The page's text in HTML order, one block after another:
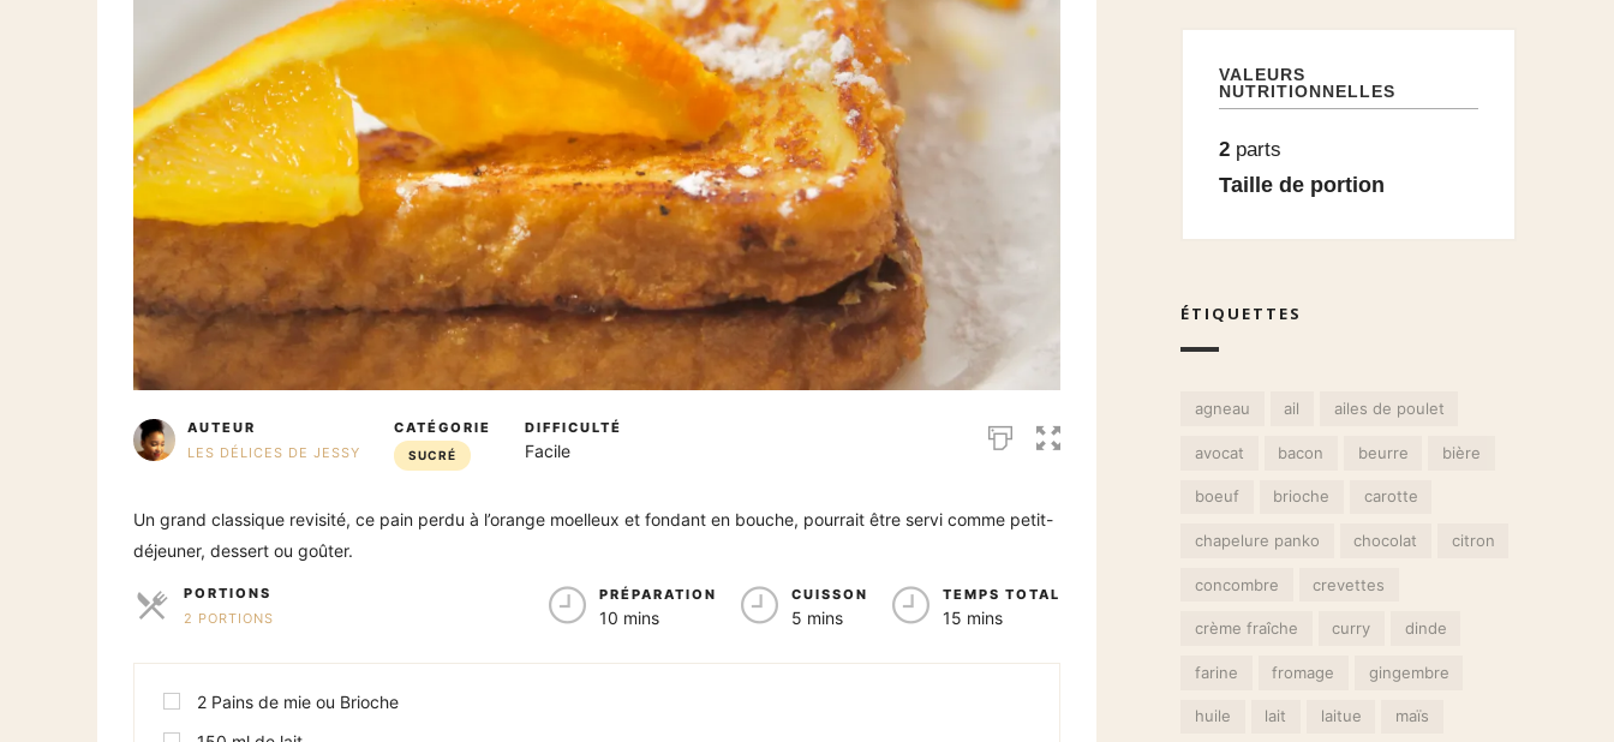
AUTEUR
LES DÉLICES DE JESSY
CATÉGORIE
SUCRÉ
DIFFICULTÉ
Facile
Un grand classique revisité, ce pain perdu à l’orange moelleux et fondant en bouche, pourrait être servi comme petit-
déjeuner, dessert ou goûter.
PORTIONS
2 PORTIONS
PRÉPARATION
10 mins
CUISSON
5 mins
TEMPS TOTAL
15 mins
2 Pains de mie ou Brioche
VALEURS
NUTRITIONNELLES
2 parts
Taille de portion
ÉTIQUETTES
agneau ail ailes de poulet
avocat bacon beurre bière
boeuf brioche carotte
chapelure panko chocolat citron
concombre crevettes
crème fraîche curry dinde
farine fromage gingembre
huile lait laitue maïs